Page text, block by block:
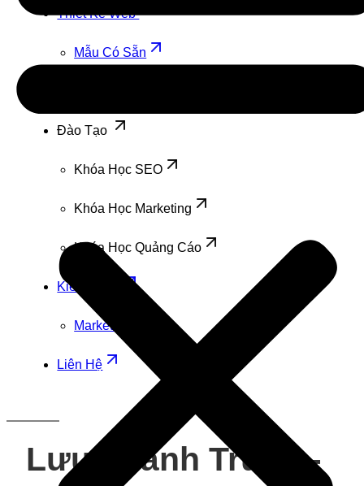
Thiết Kế Web
Mẫu Có Sẵn
Đào Tạo
Khóa Học SEO
Khóa Học Marketing
Khóa Học Quảng Cáo
Kiến Thức
Marketing
Liên Hệ
Lưu Thành Trung -